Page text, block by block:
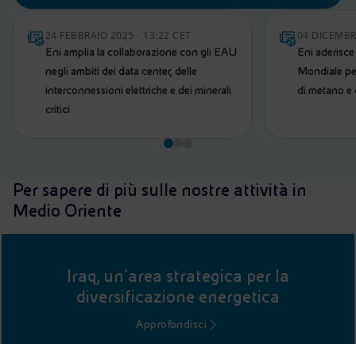
24 FEBBRAIO 2025 - 13:22 CET
Eni amplia la collaborazione con gli EAU
negli ambiti dei data center, delle
interconnessioni elettriche e dei minerali
critici
04
Eni
Mondiale
di metano e
Per sapere di più sulle nostre attività in
Medio Oriente
Iraq, un’area strategica per la
diversificazione energetica
Approfondisci